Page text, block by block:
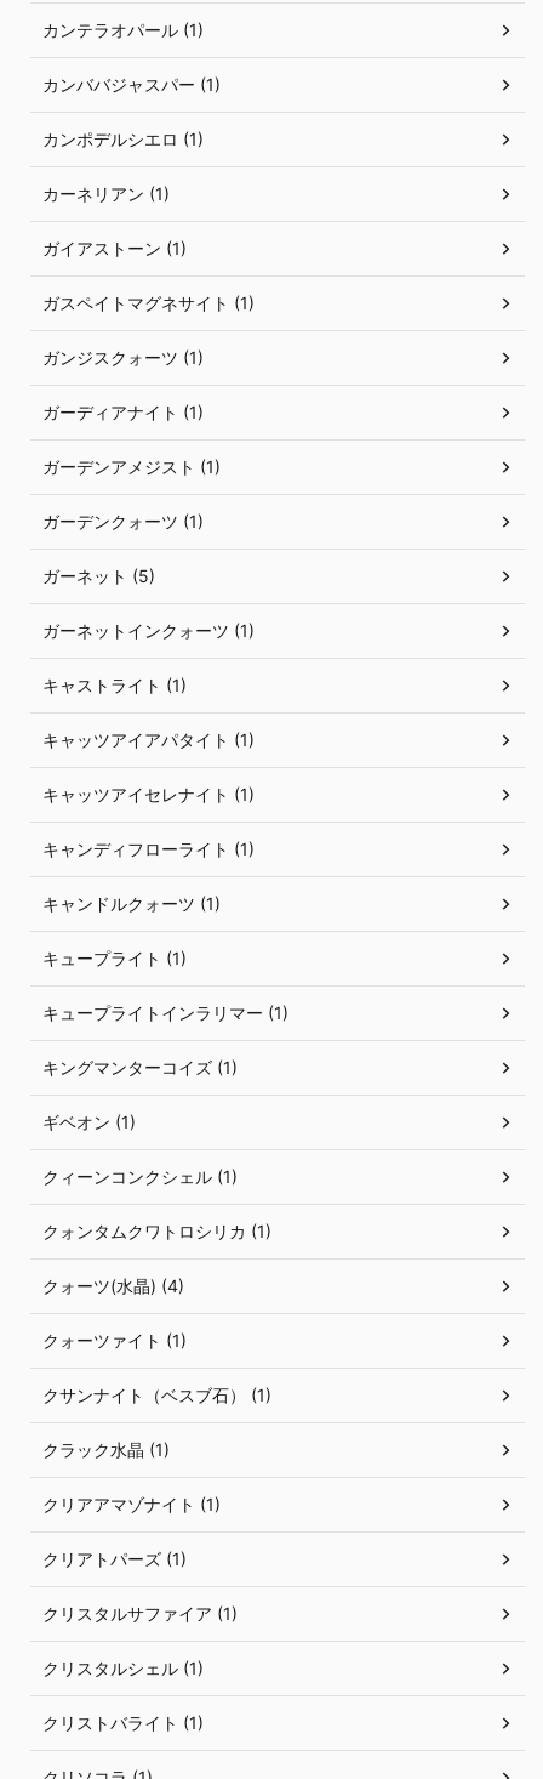
カンテラオパール (1)
カンババジャスパー (1)
カンポデルシエロ (1)
カーネリアン (1)
ガイアストーン (1)
ガスペイトマグネサイト (1)
ガンジスクォーツ (1)
ガーディアナイト (1)
ガーデンアメジスト (1)
ガーデンクォーツ (1)
ガーネット (5)
ガーネットインクォーツ (1)
キャストライト (1)
キャッツアイアパタイト (1)
キャッツアイセレナイト (1)
キャンディフローライト (1)
キャンドルクォーツ (1)
キュープライト (1)
キュープライトインラリマー (1)
キングマンターコイズ (1)
ギベオン (1)
クィーンコンクシェル (1)
クォンタムクワトロシリカ (1)
クォーツ(水晶) (4)
クォーツァイト (1)
クサンナイト（ベスブ石） (1)
クラック水晶 (1)
クリアアマゾナイト (1)
クリアトパーズ (1)
クリスタルサファイア (1)
クリスタルシェル (1)
クリストバライト (1)